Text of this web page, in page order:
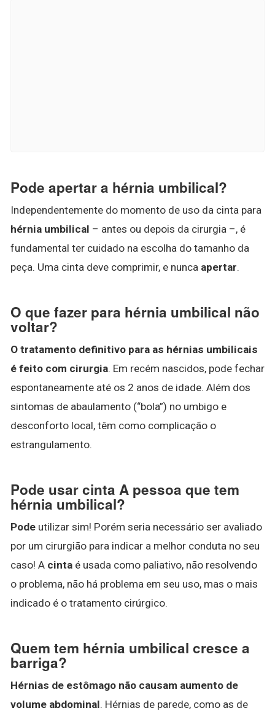
Pode apertar a hérnia umbilical?
Independentemente do momento de uso da cinta para
hérnia umbilical – antes ou depois da cirurgia –, é
fundamental ter cuidado na escolha do tamanho da
peça. Uma cinta deve comprimir, e nunca apertar.
O que fazer para hérnia umbilical não
voltar?
O tratamento definitivo para as hérnias umbilicais
é feito com cirurgia. Em recém nascidos, pode fechar
espontaneamente até os 2 anos de idade. Além dos
sintomas de abaulamento (“bola”) no umbigo e
desconforto local, têm como complicação o
estrangulamento.
Pode usar cinta A pessoa que tem
hérnia umbilical?
Pode utilizar sim! Porém seria necessário ser avaliado
por um cirurgião para indicar a melhor conduta no seu
caso! A cinta é usada como paliativo, não resolvendo
o problema, não há problema em seu uso, mas o mais
indicado é o tratamento cirúrgico.
Quem tem hérnia umbilical cresce a
barriga?
Hérnias de estômago não causam aumento de
volume abdominal. Hérnias de parede, como as de